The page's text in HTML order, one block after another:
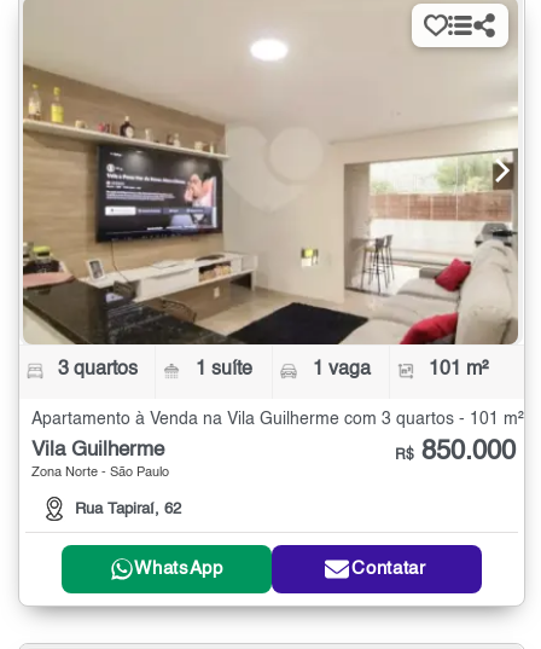
3 quartos 1 suíte 1 vaga 101 m²
Apartamento à Venda na Vila Guilherme com 3 quartos - 101 m²
Vila Guilherme
Zona Norte - São Paulo
Rua Tapiraí, 62
R$ 850.000
WhatsApp Contatar